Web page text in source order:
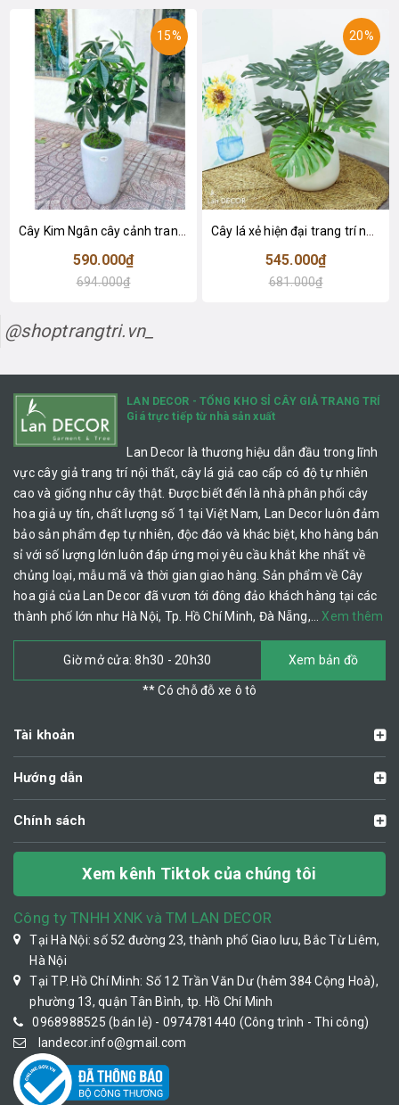
15%
590.000₫
694.000₫
20%
545.000₫
681.000₫
@shoptrangtri.vn_
LAN DECOR - TỔNG KHO SỈ CÂY GIẢ TRANG TRÍ
Giá trực tiếp từ nhà sản xuất
Lan Decor là thương hiệu dẫn đầu trong lĩnh
vực cây giả trang trí nội thất, cây lá giả cao cấp có độ tự nhiên
cao và giống như cây thật. Được biết đến là nhà phân phối cây
hoa giả uy tín, chất lượng số 1 tại Việt Nam, Lan Decor luôn đảm
bảo sản phẩm đẹp tự nhiên, độc đáo và khác biệt, kho hàng bán
sỉ với số lượng lớn luôn đáp ứng mọi yêu cầu khắt khe nhất về
chủng loại, mẫu mã và thời gian giao hàng. Sản phẩm về Cây
hoa giả của Lan Decor đã vươn tới đông đảo khách hàng tại các
thành phố lớn như Hà Nội, Tp. Hồ Chí Minh, Đà Nẵng,… Xem thêm
Giờ mở cửa: 8h30 - 20h30 Xem bản đồ
** Có chỗ đỗ xe ô tô
Tài khoản
Hướng dẫn
Chính sách
Xem kênh Tiktok của chúng tôi
Công ty TNHH XNK và TM LAN DECOR
Tại Hà Nội: số 52 đường 23, thành phố Giao lưu, Bắc Từ Liêm,
Hà Nội
Tại TP. Hồ Chí Minh: Số 12 Trần Văn Dư (hẻm 384 Cộng Hoà),
phường 13, quận Tân Bình, tp. Hồ Chí Minh
0968988525 (bán lẻ) - 0974781440 (Công trình - Thi công)
landecor.info@gmail.com